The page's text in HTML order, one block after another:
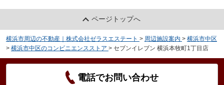
ページトップへ
横浜市周辺の不動産｜株式会社ゼラスエステート > 周辺施設案内 > 横浜市中区
> 横浜市中区のコンビニエンスストア > セブンイレブン 横浜本牧町1丁目店
電話でお問い合わせ